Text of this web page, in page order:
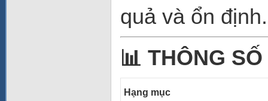
quả và ổn định.
📊 THÔNG
Hạng mục